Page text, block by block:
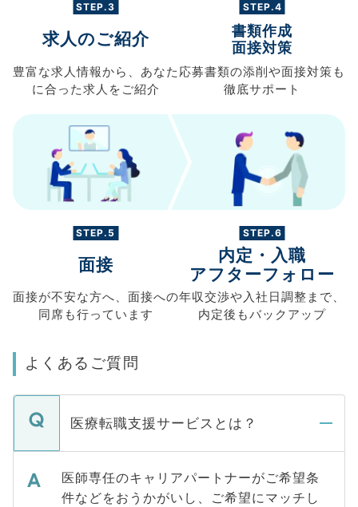
STEP.3
求人のご紹介
豊富な求人情報から、 あなた
に合った求人を ご紹介
STEP.4
書類作成
面接対策
応募書類の添削や面接対策も
徹底サポート
STEP.5
面接
面接が不安な方へ、 面接への
同席も行っています
STEP.6
内定・入職
アフターフォロー
年収交渉や入社日調整まで、
内定後もバックアップ
よくあるご質問
医療転職支援サービスとは？
医師専任のキャリアパートナーがご希望条
件などをおうかがいし、ご希望にマッチし